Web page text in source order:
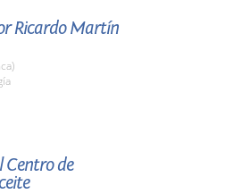
Ricardo Martín
Centro de